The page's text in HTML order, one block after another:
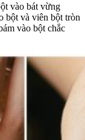
vào bát vừng
bột và viên bột tròn
vào bột chắc